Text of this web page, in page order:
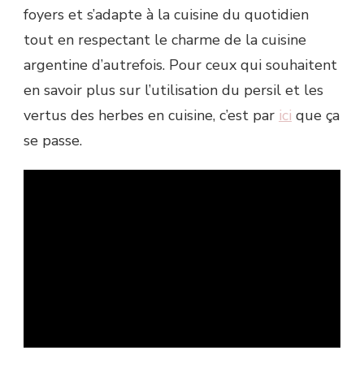
foyers et s’adapte à la cuisine du quotidien
tout en respectant le charme de la cuisine
argentine d’autrefois. Pour ceux qui souhaitent
en savoir plus sur l’utilisation du persil et les
vertus des herbes en cuisine, c’est par ici que ça
se passe.